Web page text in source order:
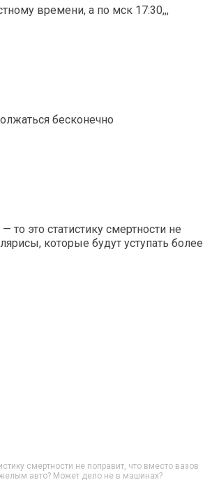
времени, а по мск 17:30,,,
бесконечно
это статистику смертности не
которые будут уступать более
смертности не поправит, что вместо вазов
авто? Может дело не в машинах?